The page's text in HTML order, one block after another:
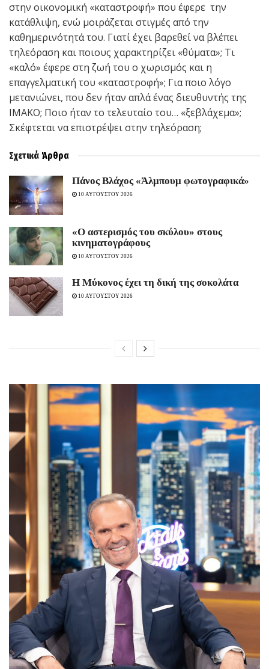
στην οικονομική «καταστροφή» που έφερε την
κατάθλιψη, ενώ μοιράζεται στιγμές από την
καθημερινότητά του. Γιατί έχει βαρεθεί να βλέπει
τηλεόραση και ποιους χαρακτηρίζει «θύματα»; Τι
«καλό» έφερε στη ζωή του ο χωρισμός και η
επαγγελματική του «καταστροφή»; Για ποιο λόγο
μετανιώνει, που δεν ήταν απλά ένας διευθυντής της
ΙΜΑΚΟ; Ποιο ήταν το τελευταίο του… «ξεβλάχεμα»;
Σκέφτεται να επιστρέψει στην τηλεόραση;
Σχετικά Άρθρα
Πάνος Βλάχος «Άλμπουμ φωτογραφικά»
10 ΑΥΓΟΥΣΤΟΥ 2026
«Ο αστερισμός του σκύλου» στους
κινηματογράφους
10 ΑΥΓΟΥΣΤΟΥ 2026
Η Μύκονος έχει τη δική της σοκολάτα
10 ΑΥΓΟΥΣΤΟΥ 2026